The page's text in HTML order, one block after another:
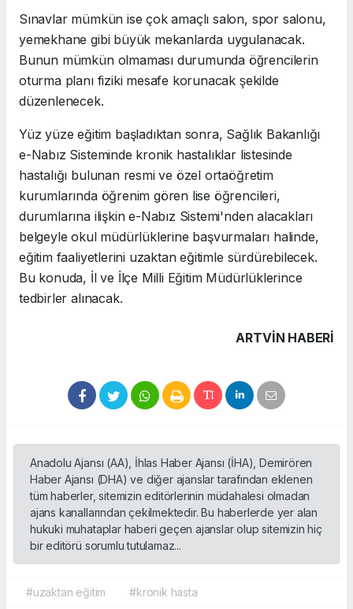
Sınavlar mümkün ise çok amaçlı salon, spor salonu,
yemekhane gibi büyük mekanlarda uygulanacak.
Bunun mümkün olmaması durumunda öğrencilerin
oturma planı fiziki mesafe korunacak şekilde
düzenlenecek.
Yüz yüze eğitim başladıktan sonra, Sağlık Bakanlığı
e-Nabız Sisteminde kronik hastalıklar listesinde
hastalığı bulunan resmi ve özel ortaöğretim
kurumlarında öğrenim gören lise öğrencileri,
durumlarına ilişkin e-Nabız Sistemi'nden alacakları
belgeyle okul müdürlüklerine başvurmaları halinde,
eğitim faaliyetlerini uzaktan eğitimle sürdürebilecek.
Bu konuda, İl ve İlçe Milli Eğitim Müdürlüklerince
tedbirler alınacak.
ARTVIN HABERİ
Anadolu Ajansı (AA), İhlas Haber Ajansı (İHA), Demirören
Haber Ajansı (DHA) ve diğer ajanslar tarafından eklenen
tüm haberler, sitemizin editörlerinin müdahalesi olmadan
ajans kanallarından çekilmektedir. Bu haberlerde yer alan
hukuki muhataplar haberi geçen ajanslar olup sitemizin hiç
bir editörü sorumlu tutulamaz...
#uzaktan eğitim #kronik hasta